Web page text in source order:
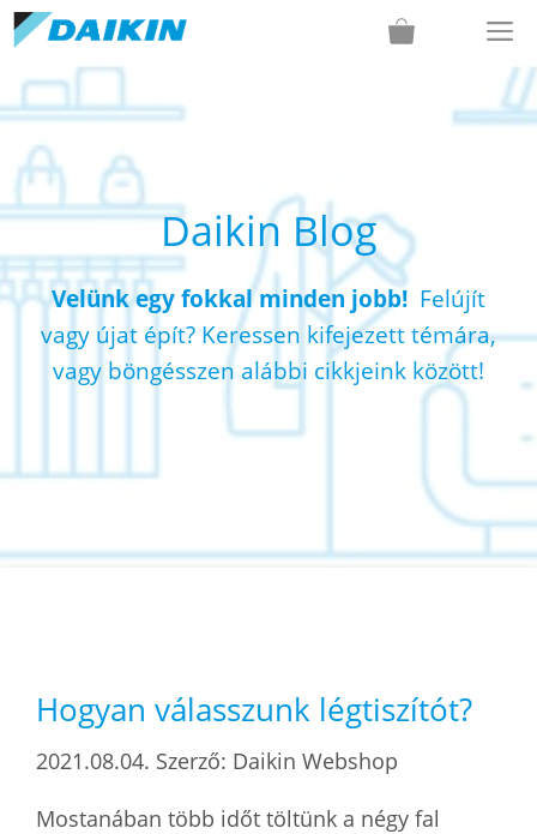
Kilépés
tartalomba
Daikin Blog
Velünk egy fokkal minden jobb! Felújít
vagy újat épít? Keressen kifejezett témára,
vagy böngésszen alábbi cikkjeink között!
Hogyan válasszunk légtiszítót?
2021.08.04. Szerző: Daikin Webshop
Mostanában több időt töltünk a négy fal